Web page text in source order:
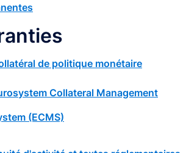
de politique monétaire
Collateral Management
(ECMS)